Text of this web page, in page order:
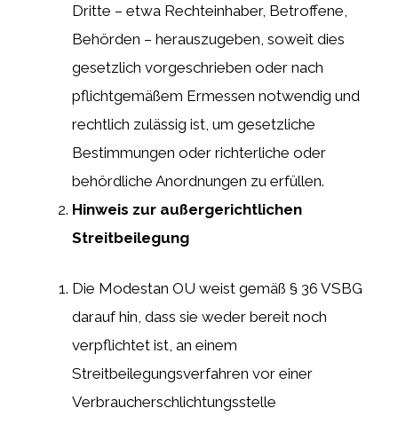
Dritte – etwa Rechteinhaber, Betroffene,
Behörden – herauszugeben, soweit dies
gesetzlich vorgeschrieben oder nach
pflichtgemäßem Ermessen notwendig und
rechtlich zulässig ist, um gesetzliche
Bestimmungen oder richterliche oder
behördliche Anordnungen zu erfüllen.
Hinweis zur außergerichtlichen
Streitbeilegung
Die Modestan OU weist gemäß § 36 VSBG
darauf hin, dass sie weder bereit noch
verpflichtet ist, an einem
Streitbeilegungsverfahren vor einer
Verbraucherschlichtungsstelle